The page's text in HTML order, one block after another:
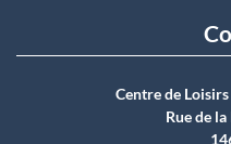
Centre de
Rue de